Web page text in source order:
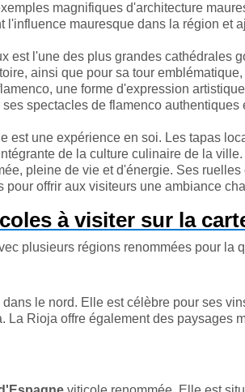
magnifiques d'architecture
l'influence mauresque dans la région et
est l'une des plus grandes cathédrales
ainsi que pour sa tour
une forme d'expression
spectacles de flamenco authentiques
est une expérience en soi. Les tapas
de la culture culinaire de la ville.
pleine de vie et d'énergie. Ses ruelles
pour offrir aux visiteurs une ambiance
à visiter sur la
plusieurs régions renommées pour la
dans le nord. Elle est célèbre pour ses
La Rioja offre également des paysages